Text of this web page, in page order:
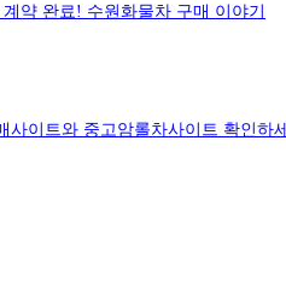
약 완료! 수원화물차 구매 이야기
사이트와 중고암롤차사이트 확인하